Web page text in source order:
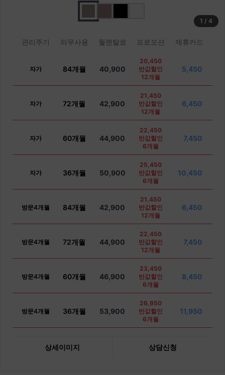
1 / 4
관리주기 의무사용 월렌탈료 프로모션 제휴카드
자가 84개월 40,900
20,450
반값할인
12개월
5,450
자가 72개월 42,900
21,450
반값할인
12개월
6,450
자가 60개월 44,900
22,450
반값할인
6개월
7,450
자가 36개월 50,900
25,450
반값할인
6개월
10,450
방문4개월 84개월 42,900
21,450
반값할인
12개월
6,450
방문4개월 72개월 44,900
22,450
반값할인
12개월
7,450
방문4개월 60개월 46,900
23,450
반값할인
6개월
8,450
방문4개월 36개월 53,900
26,950
반값할인
6개월
11,950
상세이미지 상담신청